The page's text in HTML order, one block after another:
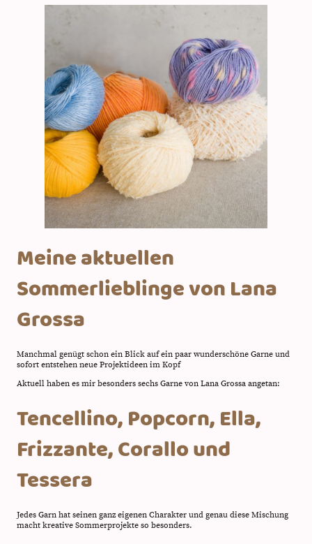
Meine aktuellen
Sommerlieblinge von Lana
Grossa
Manchmal genügt schon ein Blick auf ein paar wunderschöne Garne und
sofort entstehen neue Projektideen im Kopf
Aktuell haben es mir besonders sechs Garne von Lana Grossa angetan:
Tencellino, Popcorn, Ella,
Frizzante, Corallo und
Tessera
Jedes Garn hat seinen ganz eigenen Charakter und genau diese Mischung
macht kreative Sommerprojekte so besonders.